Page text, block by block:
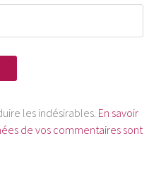
les indésirables. En savoir
de vos commentaires sont